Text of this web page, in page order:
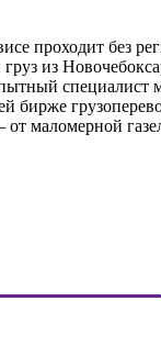
проходит без
из
маломерной